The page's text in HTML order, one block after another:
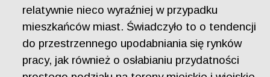
relatywnie nieco wyraźniej w przypadku
mieszkańców miast. Świadczyło to o tendencji
do przestrzennego upodabniania się rynków
pracy, jak również o osłabianiu przydatności